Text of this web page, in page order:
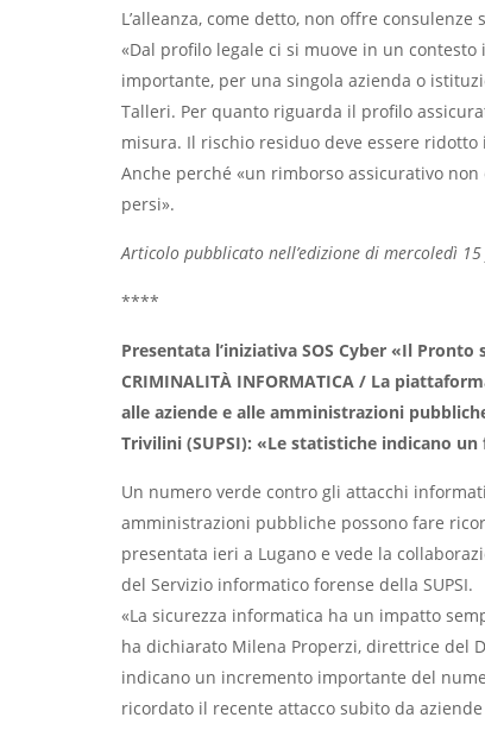
L’alleanza, come detto, non offre consulenze
«Dal profilo legale ci si muove in un
importante, per una singola azienda o
Talleri. Per quanto riguarda il profilo
misura. Il rischio residuo deve essere ridotto
Anche perché «un rimborso assicurativo
persi».
Articolo pubblicato nell’edizione di mercoledì
****
Presentata l’iniziativa SOS Cyber «Il
CRIMINALITÀ INFORMATICA / La
alle aziende e alle amministrazioni
Trivilini (SUPSI): «Le statistiche indicano
Un numero verde contro gli attacchi
amministrazioni pubbliche possono fare
presentata ieri a Lugano e vede la
del Servizio informatico forense della SUPSI.
«La sicurezza informatica ha un impatto
ha dichiarato Milena Properzi, direttrice del
indicano un incremento importante del
ricordato il recente attacco subito da